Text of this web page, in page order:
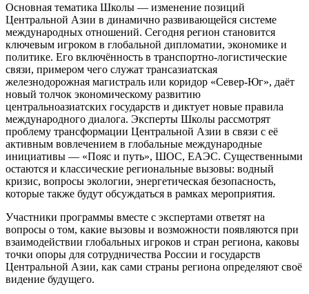
Основная тематика Школы — изменение позиций
Центральной Азии в динамично развивающейся системе
международных отношений. Сегодня регион становится
ключевым игроком в глобальной дипломатии, экономике и
политике. Его включённость в транспортно-логистические
связи, примером чего служат трансазиатская
железнодорожная магистраль или коридор «Север-Юг», даёт
новый толчок экономическому развитию
центральноазиатских государств и диктует новые правила
международного диалога. Эксперты Школы рассмотрят
проблему трансформации Центральной Азии в связи с её
активным вовлечением в глобальные международные
инициативы — «Пояс и путь», ШОС, ЕАЭС. Существенными
остаются и классические региональные вызовы: водный
кризис, вопросы экологии, энергетическая безопасность,
которые также будут обсуждаться в рамках мероприятия.
Участники программы вместе с экспертами ответят на
вопросы о том, какие вызовы и возможности появляются при
взаимодействии глобальных игроков и стран региона, каковы
точки опоры для сотрудничества России и государств
Центральной Азии, как сами страны региона определяют своё
видение будущего.